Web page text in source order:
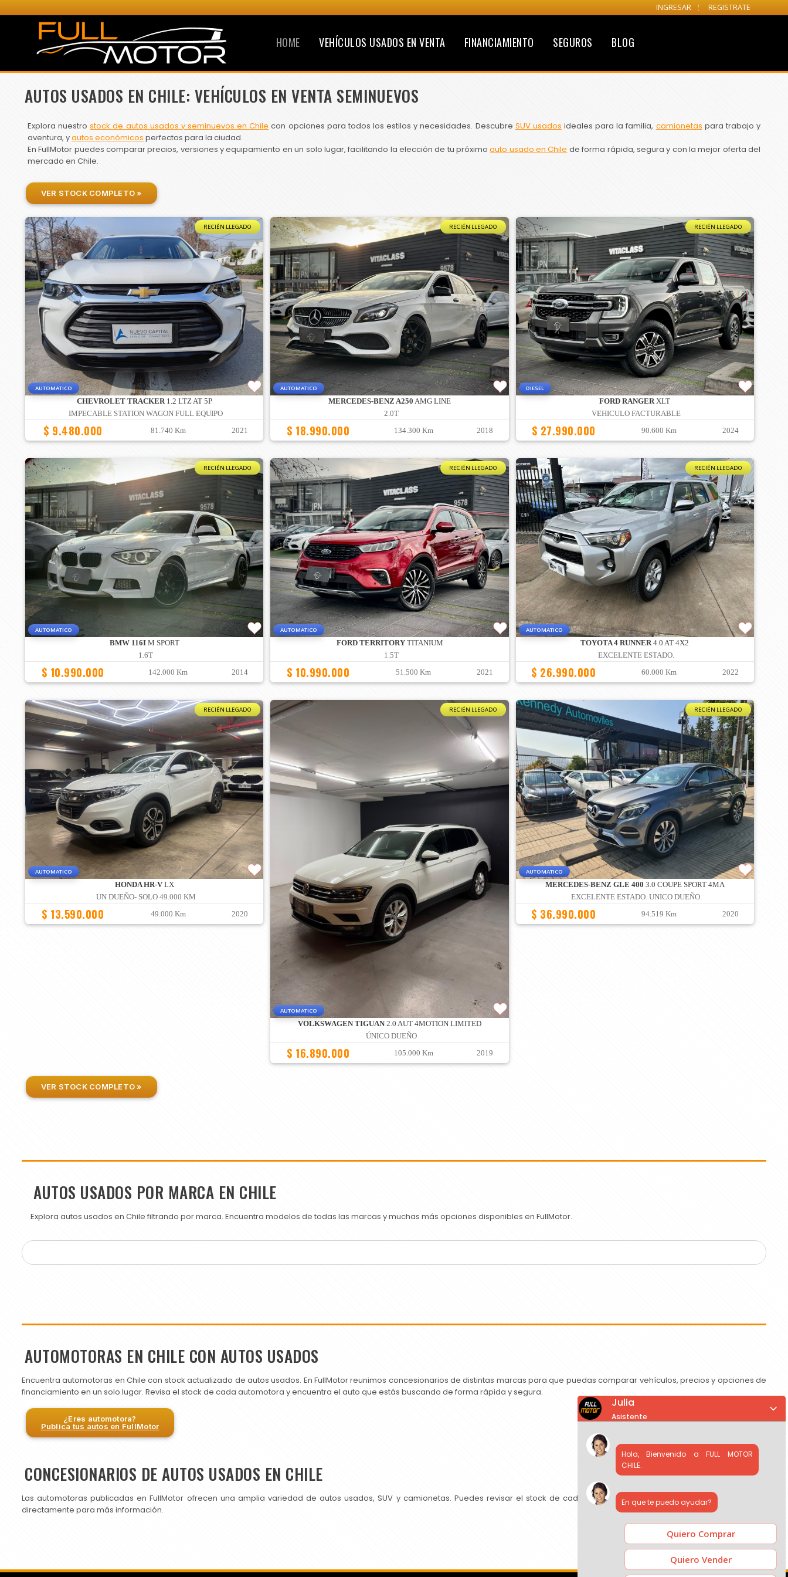
INGRESAR REGISTRATE
HOME VEHÍCULOS USADOS EN VENTA FINANCIAMIENTO SEGUROS BLOG
AUTOS USADOS EN CHILE: VEHÍCULOS EN VENTA SEMINUEVOS
Explora nuestrostock de autos usados y seminuevos en Chile con opciones para todos los estilos y necesidades. Descubre SUV usados ideales para la familia, camionetas para trabajo y
aventura, yautos económicos perfectos para la ciudad.
En FullMotor puedes comparar precios, versiones y equipamiento en un solo lugar, facilitando la elección de tu próximoauto usado en Chile de forma rápida, segura y con la mejor oferta del
mercado en Chile.
VER STOCK COMPLETO »
RECIÉN LLEGADO
AUTOMATICO
CHEVROLET TRACKER1.2 LTZ AT 5P
IMPECABLE STATION WAGON FULL EQUIPO
$ 9.480.000 81.740 Km 2021
RECIÉN LLEGADO
AUTOMATICO
MERCEDES-BENZ A250 AMG LINE
2.0T
$ 18.990.000 134.300 Km 2018
RECIÉN LLEGADO
DIESEL
FORD RANGERXLT
VEHICULO FACTURABLE
$ 27.990.000 90.600 Km 2024
RECIÉN LLEGADO
AUTOMATICO
BMW 116IM SPORT
1.6T
$ 10.990.000 142.000 Km 2014
RECIÉN LLEGADO
AUTOMATICO
FORD TERRITORYTITANIUM
1.5T
$ 10.990.000 51.500 Km 2021
RECIÉN LLEGADO
AUTOMATICO
TOYOTA 4 RUNNER4.0 AT 4X2
EXCELENTE ESTADO.
$ 26.990.000 60.000 Km 2022
RECIÉN LLEGADO
AUTOMATICO
HONDA HR-VLX
UN DUEÑO- SOLO 49.000 KM
$ 13.590.000 49.000 Km 2020
RECIÉN LLEGADO
AUTOMATICO
VOLKSWAGEN TIGUAN 2.0 AUT 4MOTION LIMITED
ÚNICO DUEÑO
$ 16.890.000 105.000 Km 2019
RECIÉN LLEGADO
AUTOMATICO
MERCEDES-BENZ GLE 400 3.0 COUPE SPORT 4MA
EXCELENTE ESTADO. UNICO DUEÑO.
$ 36.990.000 94.519 Km 2020
VER STOCK COMPLETO »
AUTOS USADOS POR MARCA EN CHILE
Explora autos usados en Chile filtrando por marca. Encuentra modelos de todas las marcas y muchas más opciones disponibles en FullMotor.
AUTOMOTORAS EN CHILE CON AUTOS USADOS
Encuentra automotoras en Chile con stock actualizado de autos usados. En FullMotor reunimos concesionarios de distintas marcas para que puedas comparar vehículos, precios y opciones de
financiamiento en un solo lugar. Revisa el stock de cada automotora y encuentra el auto que estás buscando de forma rápida y segura.
¿Eres automotora?
Publica tus autos en FullMotor
CONCESIONARIOS DE AUTOS USADOS EN CHILE
Las automotoras publicadas en FullMotor ofrecen una amplia variedad de autos usados, SUV y camionetas. Puedes revisar el stock de cada concesionario, comparar precios y contactar
directamente para más información.
Julia
Asistente
Hola, Bienvenido a FULL MOTOR
CHILE.
En que te puedo ayudar?
Quiero Comprar
Quiero Vender